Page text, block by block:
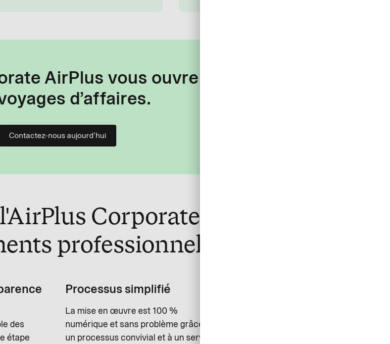
AirPlus vous ouvre aux paiements faciles
d’affaires.
Contactez-nous aujourd’hui
Corporate Card lors de vos
professionnels
des
étape
Processus simplifié
La mise en œuvre est 100 %
numérique et sans problème grâce à
un processus convivial et à un service